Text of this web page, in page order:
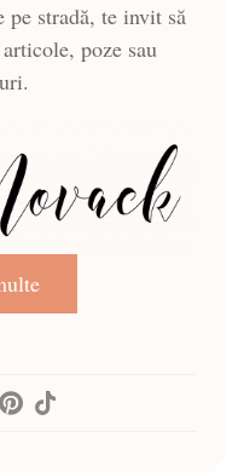
stradă, te invit să
poze sau